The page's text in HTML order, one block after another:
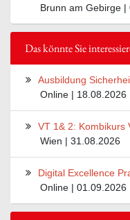
Brunn am Gebirge |
Das könnte Sie
Ausbildung
Online | 18.08.2026
VT 1& 2: Kombikurs
Wien | 31.08.2026
Digital Excellence
Online | 01.09.2026